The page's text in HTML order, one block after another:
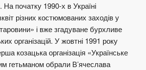
На початку 1990-х в Україні
різних костюмованих заходів у
і вже згадуване бурхливе
організацій. У жовтні 1991 року
козацька організація «Українське
гетьманом обрали В’ячеслава